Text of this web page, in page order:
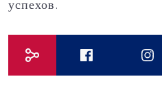
успехов.